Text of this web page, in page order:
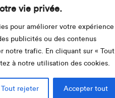
vie privée.
pour améliorer votre expérience
publicités ou des contenus
notre trafic. En cliquant sur « Tout
à notre utilisation des cookies.
Tout rejeter Accepter tout